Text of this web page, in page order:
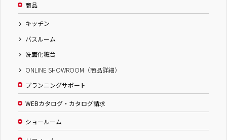
商品
キッチン
バスルーム
洗面化粧台
ONLINE SHOWROOM（商品詳細）
プランニングサポート
WEBカタログ・カタログ請求
ショールーム